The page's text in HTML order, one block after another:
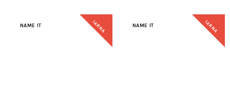
NAME IT IARNA NAME IT IARNA